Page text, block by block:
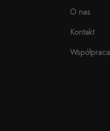
O nas
Kontakt
Współpraca